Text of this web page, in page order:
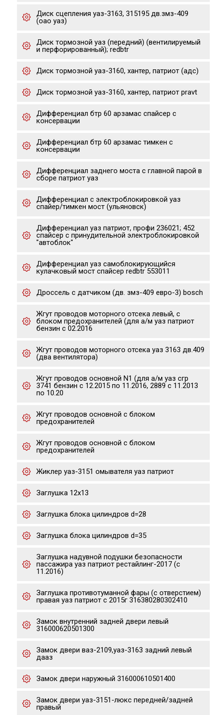
Диск сцепления уаз-3163, 315195 дв.змз-409
(оао уаз)
Диск тормозной уаз (передний) (вентилируемый
и перфорированный); redbtr
Диск тормозной уаз-3160, хантер, патриот (адс)
Диск тормозной уаз-3160, хантер, патриот pravt
Дифференциал бтр 60 арзамас спайсер с
консервации
Дифференциал бтр 60 арзамас тимкен с
консервации
Дифференциал заднего моста с главной парой в
сборе патриот уаз
Дифференциал с электроблокировкой уаз
спайер/тимкен мост (ульяновск)
Дифференциал уаз патриот, профи 236021; 452
спайсер с принудительной электроблокировкой
"автоблок"
Дифференциал уаз самоблокирующийся
кулачковый мост спайсер redbtr 553011
Дроссель с датчиком (дв. змз-409 евро-3) bosch
Жгут проводов моторного отсека левый, с
блоком предохранителей (для а/м уаз патриот
бензин с 02.2016
Жгут проводов моторного отсека уаз 3163 дв.409
(два вентилятора)
Жгут проводов основной N1 (для а/м уаз сгр
3741 бензин с 12.2015 по 11.2016, 2889 с 11.2013
по 10.20
Жгут проводов основной с блоком
предохранителей
Жгут проводов основной с блоком
предохранителей
Жиклер уаз-3151 омывателя уаз патриот
Заглушка 12х13
Заглушка блока цилиндров d=28
Заглушка блока цилиндров d=35
Заглушка надувной подушки безопасности
пассажира уаз патриот рестайлинг-2017 (с
11.2016)
Заглушка противотуманной фары (с отверстием)
правая уаз патриот с 2015г 316380280302410
Замок внутренний задней двери левый
316000620501300
Замок двери ваз-2109,уаз-3163 задний левый
дааз
Замок двери наружный 316000610501400
Замок двери уаз-3151-люкс передней/задней
правый